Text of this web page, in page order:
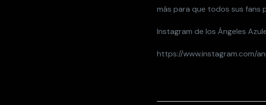
más para que todos sus fans
Instagram de los Ángeles
https://www.instagram.com/